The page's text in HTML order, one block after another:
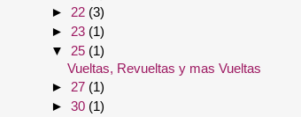
► 22 (3)
► 23 (1)
▼ 25 (1)
Vueltas, Revueltas y mas Vueltas
► 27 (1)
► 30 (1)